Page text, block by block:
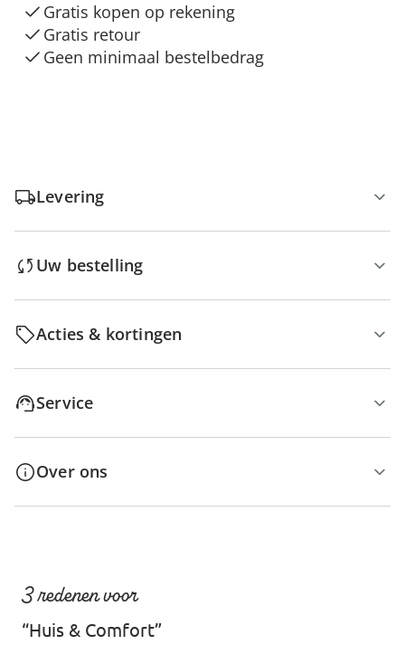
Gratis kopen op rekening
Gratis retour
Geen minimaal bestelbedrag
Levering
Uw bestelling
Acties & kortingen
Service
Over ons
3 redenen voor
“Huis & Comfort”